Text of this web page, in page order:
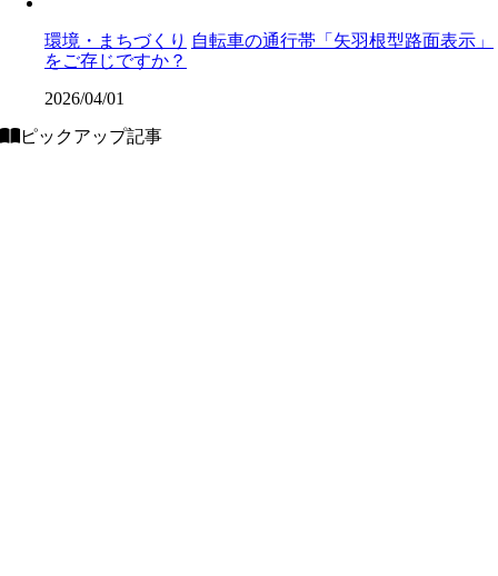
環境・まちづくり 自転車の通行帯「矢羽根型路面表示」
をご存じですか？
2026/04/01
ピックアップ記事